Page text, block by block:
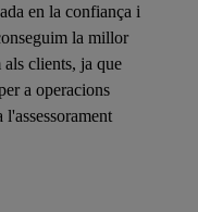
en la confiança i
la millor
clients, ja que
a operacions
l'assessorament